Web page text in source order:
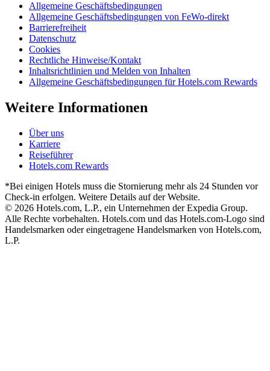
Allgemeine Geschäftsbedingungen
Allgemeine Geschäftsbedingungen von FeWo-direkt
Barrierefreiheit
Datenschutz
Cookies
Rechtliche Hinweise/Kontakt
Inhaltsrichtlinien und Melden von Inhalten
Allgemeine Geschäftsbedingungen für Hotels.com Rewards
Weitere Informationen
Über uns
Karriere
Reiseführer
Hotels.com Rewards
*Bei einigen Hotels muss die Stornierung mehr als 24 Stunden vor
Check-in erfolgen. Weitere Details auf der Website.
© 2026 Hotels.com, L.P., ein Unternehmen der Expedia Group.
Alle Rechte vorbehalten. Hotels.com und das Hotels.com-Logo sind
Handelsmarken oder eingetragene Handelsmarken von Hotels.com,
L.P.